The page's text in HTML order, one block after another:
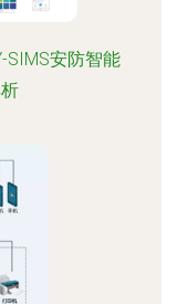
SIMS安防智能